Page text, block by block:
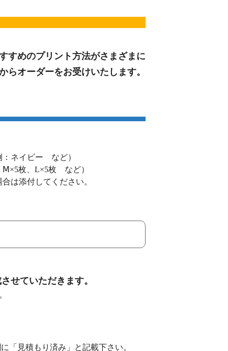
すめのプリント方法がさまざまに
らオーダーをお受けいたします。
：ネイビー など）
Ⅿ×5枚、L×5枚 など）
は添付してください。
せていただきます。
見積もり済み」と記載下さい。